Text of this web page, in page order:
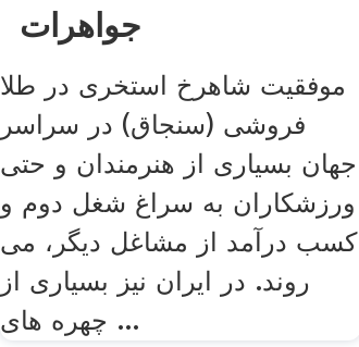
جواهرات
موفقیت شاهرخ استخری در طلا
فروشی (سنجاق) در سراسر
جهان بسیاری از هنرمندان و حتی
ورزشکاران به سراغ شغل دوم و
کسب درآمد از مشاغل دیگر، می
روند. در ایران نیز بسیاری از
چهره های ...